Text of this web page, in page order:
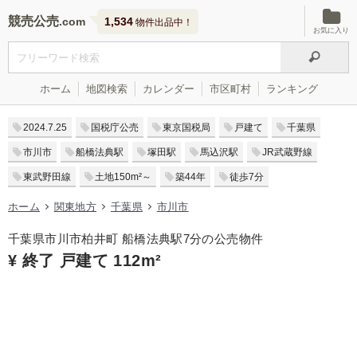
競売公売 1,534 物件出品中！
お気に入り
ホーム 地図検索 カレンダー 市区町村 ランキング
2024.7.25 国税庁公売 東京国税局 戸建て 千葉県
市川市 船橋法典駅 塚田駅 馬込沢駅 JR武蔵野線
東武野田線 土地150m²～ 築44年 徒歩7分
ホーム 関東地方 千葉県 市川市
千葉県市川市柏井町 船橋法典駅7分の公売物件
¥ 終了 戸建て 112m²